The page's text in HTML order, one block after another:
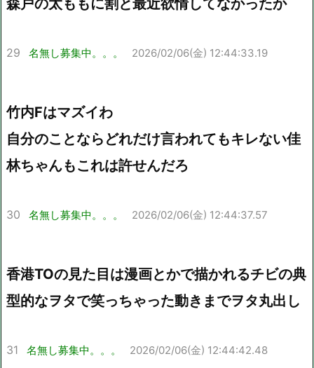
森戸の太ももに割と最近欲情してなかったか
29 名無し募集中。。。 2026/02/06(金) 12:44:33.19
竹内Fはマズイわ
自分のことならどれだけ言われてもキレない佳
林ちゃんもこれは許せんだろ
30 名無し募集中。。。 2026/02/06(金) 12:44:37.57
香港TOの見た目は漫画とかで描かれるチビの典
型的なヲタで笑っちゃった動きまでヲタ丸出し
31 名無し募集中。。。 2026/02/06(金) 12:44:42.48